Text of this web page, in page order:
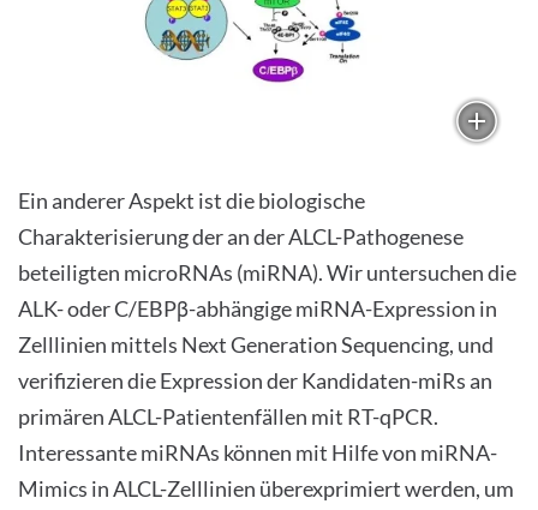
Ein anderer Aspekt ist die biologische
Charakterisierung der an der ALCL-Pathogenese
beteiligten microRNAs (miRNA). Wir untersuchen die
ALK- oder C/EBPβ-abhängige miRNA-Expression in
Zelllinien mittels Next Generation Sequencing, und
verifizieren die Expression der Kandidaten-miRs an
primären ALCL-Patientenfällen mit RT-qPCR.
Interessante miRNAs können mit Hilfe von miRNA-
Mimics in ALCL-Zelllinien überexprimiert werden, um